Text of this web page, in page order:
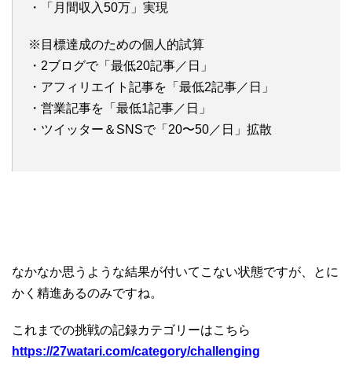
・「月間収入50万」実現
※目標達成のための個人的試算
・2ブログで「最低20記事／日」
・アフィリエイト記事を「最低2記事／日」
・営業記事を「最低1記事／日」
・ツイッター＆SNSで「20〜50／日」拡散
なかなか思うような結果が付いてこない状態ですが、とに
かく精進あるのみですね。
これまでの挑戦の記録カテゴリーはこちら
https://27watari.com/category/challenging